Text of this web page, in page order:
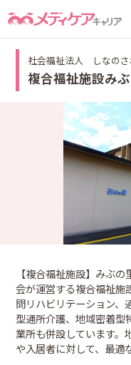
社会福祉法人 しなのさ
複合福祉施設み
【複合福祉施設】みぶ
会が運営する複合福祉施
問リハビリテーション、
型通所介護、地域密着型
業所も併設しています。
や入居者に対して、最適